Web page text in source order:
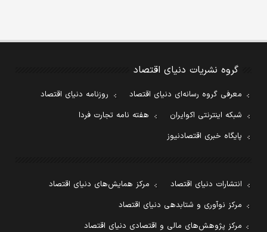
گروه نشریات دنیای اقتصاد
معرفی گروه رسانه‌ای دنیای اقتصاد
روزنامه دنیای اقتصاد
شبکه اینترنتی اکوایران
هفته نامه تجارت فردا
پایگاه خبری اقتصادنیوز
انتشارات دنیای اقتصاد
مرکز همایش‌های دنیای اقتصاد
مرکز نوآوری و شتابدهی دنیای اقتصاد
مرکز پژوهش‌های مالی و اقتصادی دنیای اقتصاد